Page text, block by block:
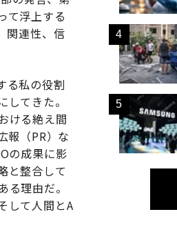
て浮上する
関連性、信
る私の役割
てきた。
ける絶え間
報（PR）な
の成果に影
と整合して
理由だ。
して人間とA